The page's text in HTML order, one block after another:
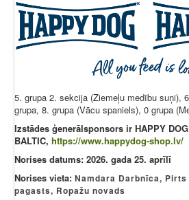
5. grupa 2. sekcija (Ziemeļu medību suņi),
grupa, 8. grupa (Vācu spaniels), 0 grupa
Izstādes ģenerālsponsors ir HAPPY DOG
BALTIC, https://www.happydog-shop.lv/
Norises datums: 2026. gada 25. aprīlī
Norises vieta: Namdara Darbnīca,
pagasts, Ropažu novads